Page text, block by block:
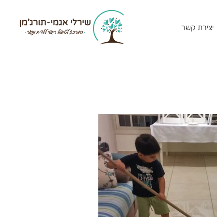
יצירת קשר